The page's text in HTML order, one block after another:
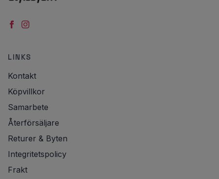
LINKS
Kontakt
Köpvillkor
Samarbete
Återförsäljare
Returer & Byten
Integritetspolicy
Frakt